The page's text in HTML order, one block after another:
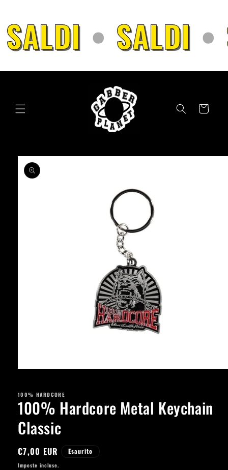
SALDI • SALDI •
Carrello
Passa alle
informazioni
sul prodotto
1
in
finestra
100% HARDCORE
100% Hardcore Metal Keychain
Classic
Prezzo
di
€7,00 EUR Esaurito
Imposte incluse.